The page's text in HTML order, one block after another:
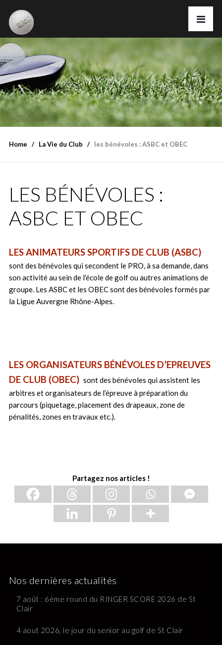
Home La Vie du Club les bénévoles : ASBC et OBEC
LES BÉNÉVOLES :
ASBC ET OBEC
LES ANIMATEURS SPORTIFS DE CLUB (ASBC)
sont des bénévoles qui secondent le PRO, à sa demande, dans
son activité au sein de l’école de golf ou autres animations de
groupe. Les ASBC et les OBEC sont des bénévoles formés par
la Ligue Auvergne Rhône-Alpes.
LES ORGANISATEURS BÉNÉVOLES D’EPREUVES
DE CLUB (OBEC) sont des bénévoles qui assistent les
arbitres et organisateurs de l’épreuve à préparation du
parcours (piquetage, placement des drapeaux, zone de
pénalités, zones en travaux etc.).
Partagez nos articles !
Nos dernières actualités
7 août : 6ème round du RINGER SCORE 2026 de St
Clair
4 aout 2026, le jour du senior au golf de St Clair